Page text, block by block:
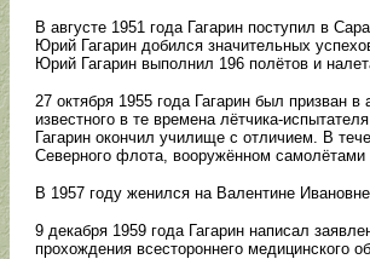
В августе 1951 года Гагарин поступил в
Юрий Гагарин добился значительных
Юрий Гагарин выполнил 196 полётов и
27 октября 1955 года Гагарин был
известного в те времена лётчика-
Гагарин окончил училище с отличием. В
Северного флота, вооружённом
В 1957 году женился на Валентине
9 декабря 1959 года Гагарин написал
прохождения всестороннего медицинского